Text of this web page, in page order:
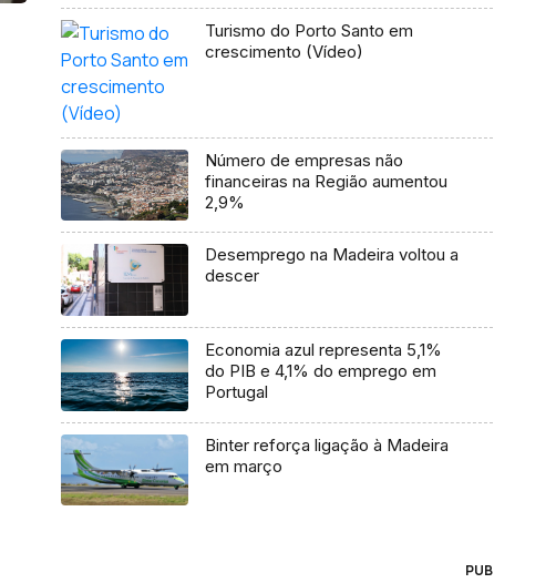
Turismo do Porto Santo em
crescimento (Vídeo)
Número de empresas não
financeiras na Região aumentou
2,9%
Desemprego na Madeira voltou a
descer
Economia azul representa 5,1%
do PIB e 4,1% do emprego em
Portugal
Binter reforça ligação à Madeira
em março
PUB